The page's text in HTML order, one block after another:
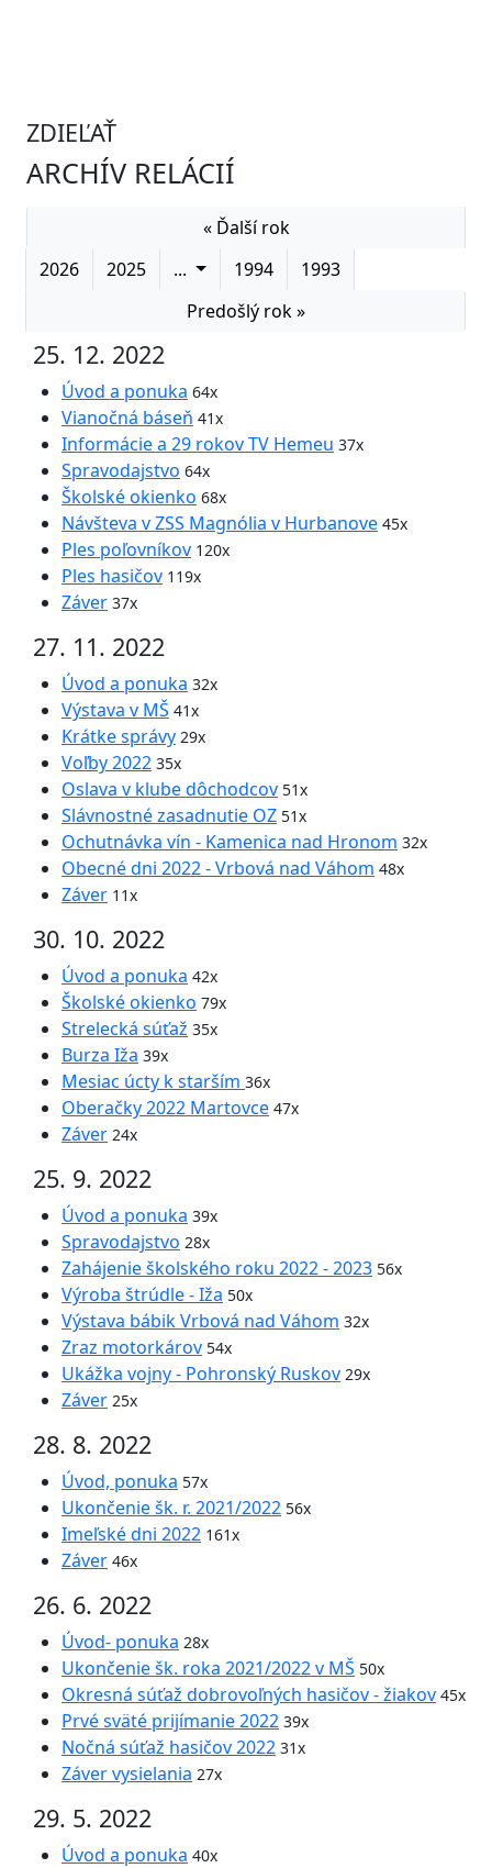
ZDIEĽAŤ
ARCHÍV RELÁCIÍ
« Ďalší rok
2026
2025 ... 1994
1993
Predošlý rok »
25. 12. 2022
Úvod a ponuka 64x
Vianočná báseň 41x
Informácie a 29 rokov TV Hemeu 37x
Spravodajstvo 64x
Školské okienko 68x
Návšteva v ZSS Magnólia v Hurbanove 45x
Ples poľovníkov 120x
Ples hasičov 119x
Záver 37x
27. 11. 2022
Úvod a ponuka 32x
Výstava v MŠ 41x
Krátke správy 29x
Voľby 2022 35x
Oslava v klube dôchodcov 51x
Slávnostné zasadnutie OZ 51x
Ochutnávka vín - Kamenica nad Hronom 32x
Obecné dni 2022 - Vrbová nad Váhom 48x
Záver 11x
30. 10. 2022
Úvod a ponuka 42x
Školské okienko 79x
Strelecká súťaž 35x
Burza Iža 39x
Mesiac úcty k starším 36x
Oberačky 2022 Martovce 47x
Záver 24x
25. 9. 2022
Úvod a ponuka 39x
Spravodajstvo 28x
Zahájenie školského roku 2022 - 2023 56x
Výroba štrúdle - Iža 50x
Výstava bábik Vrbová nad Váhom 32x
Zraz motorkárov 54x
Ukážka vojny - Pohronský Ruskov 29x
Záver 25x
28. 8. 2022
Úvod, ponuka 57x
Ukončenie šk. r. 2021/2022 56x
Imeľské dni 2022 161x
Záver 46x
26. 6. 2022
Úvod- ponuka 28x
Ukončenie šk. roka 2021/2022 v MŠ 50x
Okresná súťaž dobrovoľných hasičov - žiakov 45x
Prvé sväté prijímanie 2022 39x
Nočná súťaž hasičov 2022 31x
Záver vysielania 27x
29. 5. 2022
Úvod a ponuka 40x